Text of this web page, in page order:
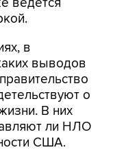
в
выводов
о
В них
ли НЛО
США.